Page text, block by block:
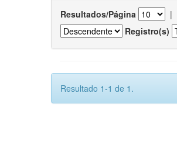
Resultados/Página |
Registro(s)
Resultado 1-1 de 1.